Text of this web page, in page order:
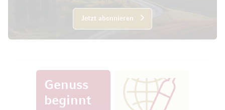
Jetzt abonnieren
Genuss
beginnt